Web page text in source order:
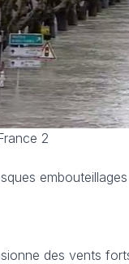
2
des vents